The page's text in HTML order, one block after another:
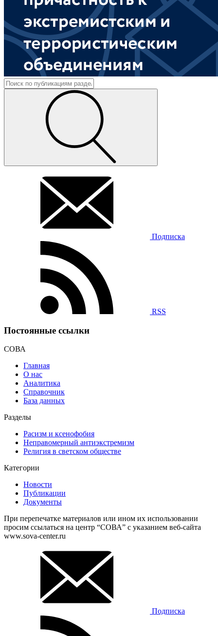
Подписка
RSS
Постоянные ссылки
СОВА
Главная
О нас
Аналитика
Справочник
База данных
Разделы
Расизм и ксенофобия
Неправомерный антиэкстремизм
Религия в светском обществе
Категории
Новости
Публикации
Документы
При перепечатке материалов или ином их использовании
просим ссылаться на центр “СОВА” с указанием веб-сайта
www.sova-center.ru
Подписка